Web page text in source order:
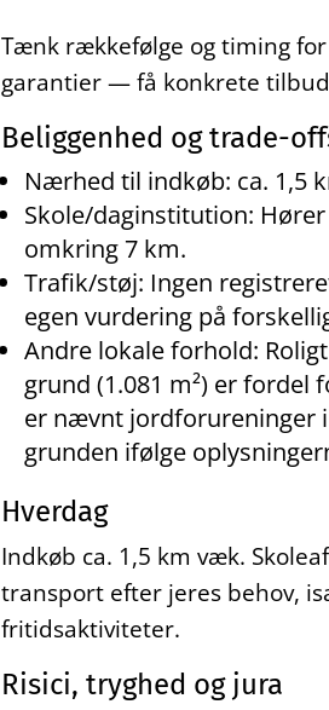
Tænk rækkefølge og timing
garantier — få konkrete
Beliggenhed og trade-
Nærhed til indkøb: ca. 1,5
Skole/daginstitution:
omkring 7 km.
Trafik/støj: Ingen
egen vurdering på
Andre lokale forhold:
grund (1.081 m²) er fordel
er nævnt jordforureninger
grunden ifølge
Hverdag
Indkøb ca. 1,5 km væk.
transport efter jeres behov,
fritidsaktiviteter.
Risici, tryghed og jura